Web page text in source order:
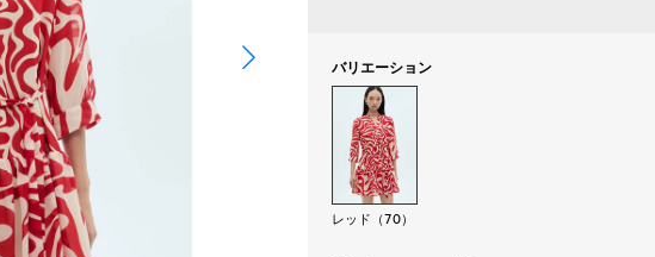
バリエーション
レッド（70）